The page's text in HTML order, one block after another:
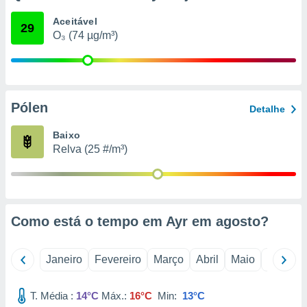
qual se
tal,
na
de
num
para
29 Aceitável
O₃ (74 µg/m³)
Pólen Detalhe
Baixo
Relva (25 #/m³)
Como está o tempo em Ayr em agosto?
Janeiro Fevereiro Março Abril Maio Junho
T. Média : 14°C Máx.: 16°C Min: 13°C